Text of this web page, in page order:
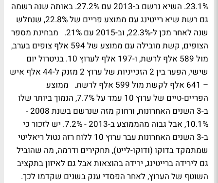
23.1%. השיא נרשם ב-2013 עם 27.2%. באותה שנה רשמה
גם רשת שיא רייטינג עם ממוצע פריים של 22.8%, שנחלש
שנה לאחר מכן ל-22.3%, וב-2015 עם 21%. מבחינת מספר
הצופים, קשת מובילה עם ממוצע של 594 אלף צופים בערב,
מול 589 אלף לרשת, ו-197 אלף לערוץ 10. בניטרול יום
שישי, הפער בין 2 הזכייניות של ערוץ 2 מזנק ל-44 אלף איש
– 641 אלף לקשת מול 599 אלף לרשת. ממוצע
הפריים-טיים של ערוץ 10 עמד על 7.7%, הנמוך ביותר שלו
ב-3 השנים האחרונות, ורחוק מזה שנרשם בשנת 2008 -
10.1%, אבל גבוה מהממוצע ב-2013 - 7.2%. יש לזכור כי
ב-3 השנים האחרונות עבר ערוץ 10 ללוח רזה נטול ריאליטי
שמתמקד בדוקו (ודוקו-לייט), תחקירים ודרמה, מה שהוביל
גם לירידה ברייטינג, ירידה בהוצאות אבל גם לאיזון בתקציב
השוטף של הערוץ, לאחר הפסדי ענק בשנים שקדמו לכך.